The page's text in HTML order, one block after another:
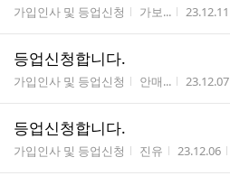
게시판명
가입인사 및 등업신청 작성자
가보... 작성시간
23.12.11
등업신청합니다.
게시판명
가입인사 및 등업신청 작성자
안매... 작성시간
23.12.07
등업신청합니다.
게시판명
가입인사 및 등업신청 작성자
진유 작성시간
23.12.06